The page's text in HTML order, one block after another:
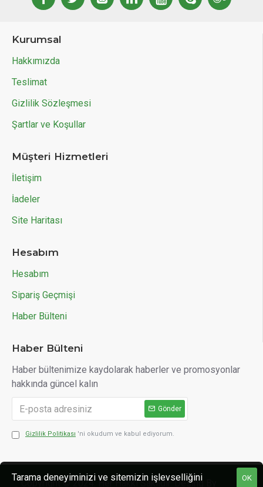
Kurumsal
Hakkımızda
Teslimat
Gizlilik Sözleşmesi
Şartlar ve Koşullar
Müşteri Hizmetleri
İletişim
İadeler
Site Haritası
Hesabım
Hesabım
Sipariş Geçmişi
Haber Bülteni
Haber Bülteni
Haber bültenimize kaydolarak haberler ve promosyonlar
hakkında güncel kalın
Gönder
Gizlilik Politikası 'ni okudum ve kabul ediyorum.
Copyright © 2024. Her Hakkı Saklıdır. Desing By OK
Tarama deneyiminizi ve sitemizin işlevselliğini